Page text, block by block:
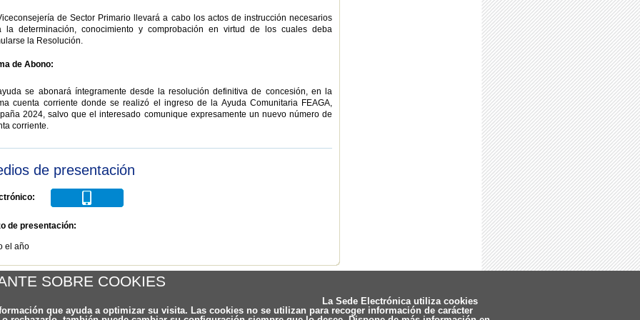
de Sector Primario llevará a cabo los actos de instrucción necesarios
la determinación, conocimiento y comprobación en virtud de los cuales deba
la Resolución.
de Abono:
se abonará íntegramente desde la resolución definitiva de concesión, en la
cuenta corriente donde se realizó el ingreso de la Ayuda Comunitaria FEAGA,
2024, salvo que el interesado comunique expresamente un nuevo número de
corriente.
de presentación
de presentación:
el año
al listado SOBRE COOKIES
La Sede Electrónica utiliza cookies
que ayuda a optimizar su visita. Las cookies no se utilizan para recoger información de carácter